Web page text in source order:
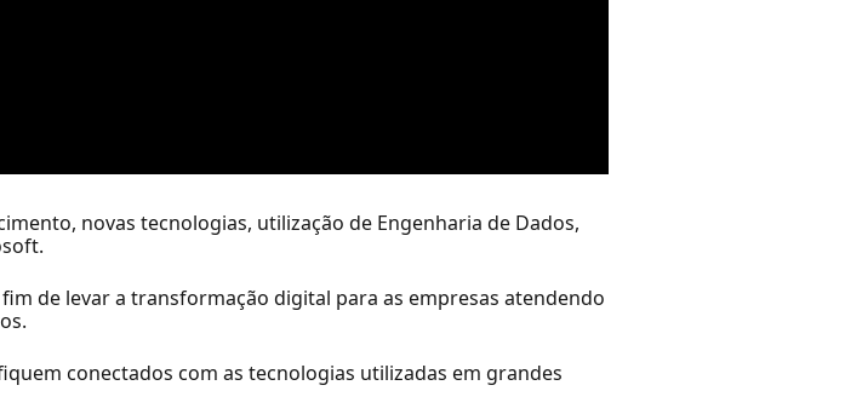
novas tecnologias, utilização de Engenharia de Dados,
de levar a transformação digital para as empresas atendendo
conectados com as tecnologias utilizadas em grandes